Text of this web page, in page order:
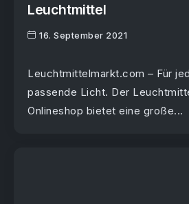
Leuchtmittel
16. September 2021
Leuchtmittelmarkt.com – Für
passende Licht. Der
Onlineshop bietet eine große...